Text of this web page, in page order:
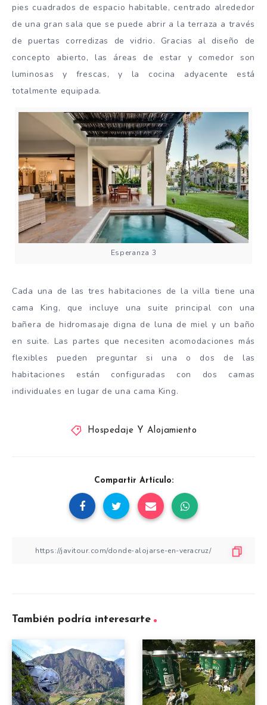
pies cuadrados de espacio habitable, centrado alrededor
de una gran sala que se puede abrir a la terraza a través
de puertas corredizas de vidrio. Gracias al diseño de
concepto abierto, las áreas de estar y comedor son
luminosas y frescas, y la cocina adyacente está
totalmente equipada.
Esperanza 3
Cada una de las tres habitaciones de la villa tiene una
cama King, que incluye una suite principal con una
bañera de hidromasaje digna de luna de miel y un baño
en suite. Las partes que necesiten acomodaciones más
flexibles pueden preguntar si una o dos de las
habitaciones están configuradas con dos camas
individuales en lugar de una cama King.
Hospedaje Y Alojamiento
Compartir Artículo:
También podría interesarte